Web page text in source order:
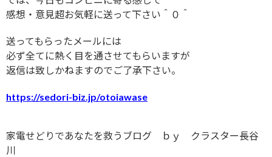
感想・意見超お気軽に送って下さい＾０＾
送ってもらったメールには
必ず全てに熱く目を通させてもらいますが
返信は致しかねますのでご了承下さい。
https://sedori-biz.jp/otoiawase
家電せどりであなたを救うブログ ｂｙ クラスター長谷
川